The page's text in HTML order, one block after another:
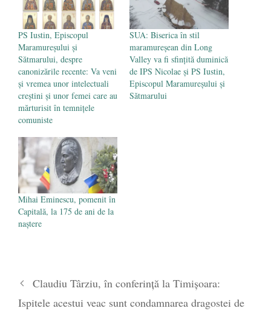
PS Iustin, Episcopul
Maramureșului și
Sătmarului, despre
canonizările recente: Va veni
și vremea unor intelectuali
creștini și unor femei care au
mărturisit în temnițele
comuniste
SUA: Biserica în stil
maramureșean din Long
Valley va fi sfințită duminică
de IPS Nicolae și PS Iustin,
Episcopul Maramureșului și
Sătmarului
Mihai Eminescu, pomenit în
Capitală, la 175 de ani de la
naștere
Claudiu Târziu, în conferință la Timișoara:
Ispitele acestui veac sunt condamnarea dragostei de